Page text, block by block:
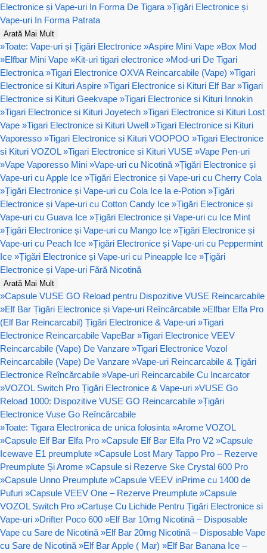
Electronice și Vape-uri In Forma De Tigara »Țigări Electronice și
Vape-uri In Forma Patrata
Arată Mai Mult
»Toate: Vape-uri și Țigări Electronice »Aspire Mini Vape »Box Mod
»Elfbar Mini Vape »Kit-uri tigari electronice »Mod-uri De Tigari
Electronica »Tigari Electronice OXVA Reincarcabile (Vape) »Tigari
Electronice si Kituri Aspire »Tigari Electronice si Kituri Elf Bar »Tigari
Electronice si Kituri Geekvape »Tigari Electronice si Kituri Innokin
»Tigari Electronice si Kituri Joyetech »Tigari Electronice si Kituri Lost
Vape »Tigari Electronice si Kituri Uwell »Tigari Electronice si Kituri
Vaporesso »Tigari Electronice si Kituri VOOPOO »Tigari Electronice
si Kituri VOZOL »Tigari Electronice si Kituri VUSE »Vape Pen-uri
»Vape Vaporesso Mini »Vape-uri cu Nicotină »Țigări Electronice și
Vape-uri cu Apple Ice »Țigări Electronice și Vape-uri cu Cherry Cola
»Țigări Electronice și Vape-uri cu Cola Ice la e-Potion »Țigări
Electronice și Vape-uri cu Cotton Candy Ice »Țigări Electronice și
Vape-uri cu Guava Ice »Țigări Electronice și Vape-uri cu Ice Mint
»Țigări Electronice și Vape-uri cu Mango Ice »Țigări Electronice și
Vape-uri cu Peach Ice »Țigări Electronice și Vape-uri cu Peppermint
Ice »Țigări Electronice și Vape-uri cu Pineapple Ice »Țigări
Electronice și Vape-uri Fără Nicotină
Arată Mai Mult
»Capsule VUSE GO Reload pentru Dispozitive VUSE Reincarcabile
»Elf Bar Țigări Electronice și Vape-uri Reîncărcabile »Elfbar Elfa Pro
(Elf Bar Reincarcabil) Țigări Electronice & Vape-uri »Tigari
Electronice Reincarcabile VapeBar »Tigari Electronice VEEV
Reincarcabile (Vape) De Vanzare »Tigari Electronice Vozol
Reincarcabile (Vape) De Vanzare »Vape-uri Reincarcabile & Țigări
Electronice Reîncărcabile »Vape-uri Reincarcabile Cu Incarcator
»VOZOL Switch Pro Țigări Electronice & Vape-uri »VUSE Go
Reload 1000: Dispozitive VUSE GO Reincarcabile »Țigări
Electronice Vuse Go Reîncărcabile
»Toate: Tigara Electronica de unica folosinta »Arome VOZOL
»Capsule Elf Bar Elfa Pro »Capsule Elf Bar Elfa Pro V2 »Capsule
Icewave E1 preumplute »Capsule Lost Mary Tappo Pro – Rezerve
Preumplute Și Arome »Capsule si Rezerve Ske Crystal 600 Pro
»Capsule Unno Preumplute »Capsule VEEV inPrime cu 1400 de
Pufuri »Capsule VEEV One – Rezerve Preumplute »Capsule
VOZOL Switch Pro »Cartușe Cu Lichide Pentru Țigări Electronice si
Vape-uri »Drifter Poco 600 »Elf Bar 10mg Nicotină – Disposable
Vape cu Sare de Nicotină »Elf Bar 20mg Nicotină – Disposable Vape
cu Sare de Nicotină »Elf Bar Apple ( Mar) »Elf Bar Banana Ice –